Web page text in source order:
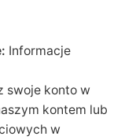
Informacje
swoje konto w
kontem lub
w